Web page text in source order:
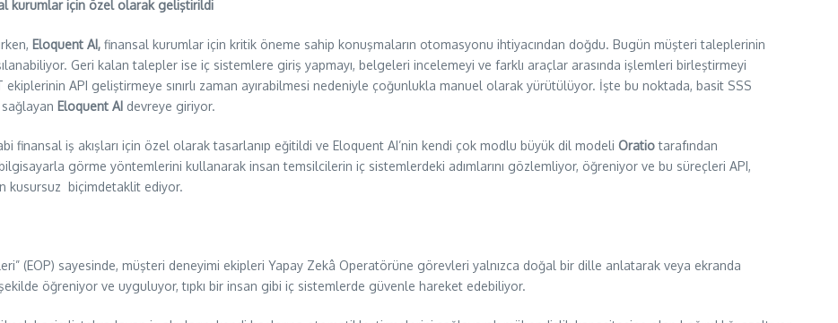
kurumlar için özel olarak geliştirildi
Eloquent AI, finansal kurumlar için kritik öneme sahip konuşmaların otomasyonu ihtiyacından doğdu. Bugün müşteri taleplerinin
Geri kalan talepler ise iç sistemlere giriş yapmayı, belgeleri incelemeyi ve farklı araçlar arasında işlemleri birleştirmeyi
ekiplerinin API geliştirmeye sınırlı zaman ayırabilmesi nedeniyle çoğunlukla manuel olarak yürütülüyor. İşte bu noktada, basit SSS
Eloquent AI devreye giriyor.
finansal iş akışları için özel olarak tasarlanıp eğitildi ve Eloquent AI’nin kendi çok modlu büyük dil modeli Oratiotarafından
görme yöntemlerini kullanarak insan temsilcilerin iç sistemlerdeki adımlarını gözlemliyor, öğreniyor ve bu süreçleri API,
kusursuz biçimdetaklit ediyor.
(EOP) sayesinde, müşteri deneyimi ekipleri Yapay Zekâ Operatörüne görevleri yalnızca doğal bir dille anlatarak veya ekranda
öğreniyor ve uyguluyor, tıpkı bir insan gibi iç sistemlerde güvenle hareket edebiliyor.